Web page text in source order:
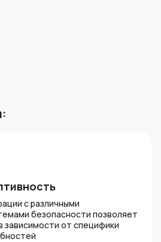
с различными
безопасности позволяет
зависимости от специфики